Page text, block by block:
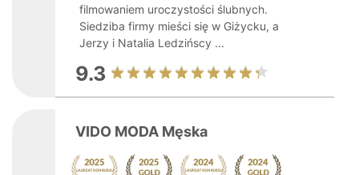
filmowaniem uroczystości ślubnych.
Siedziba firmy mieści się w Giżycku, a
Jerzy i Natalia Ledzińscy ...
9.3
VIDO MODA Męska